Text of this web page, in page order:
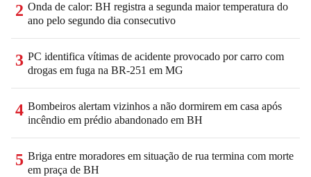
2 Onda de calor: BH registra a segunda maior temperatura do
ano pelo segundo dia consecutivo
3 PC identifica vítimas de acidente provocado por carro com
drogas em fuga na BR-251 em MG
4 Bombeiros alertam vizinhos a não dormirem em casa após
incêndio em prédio abandonado em BH
5 Briga entre moradores em situação de rua termina com morte
em praça de BH